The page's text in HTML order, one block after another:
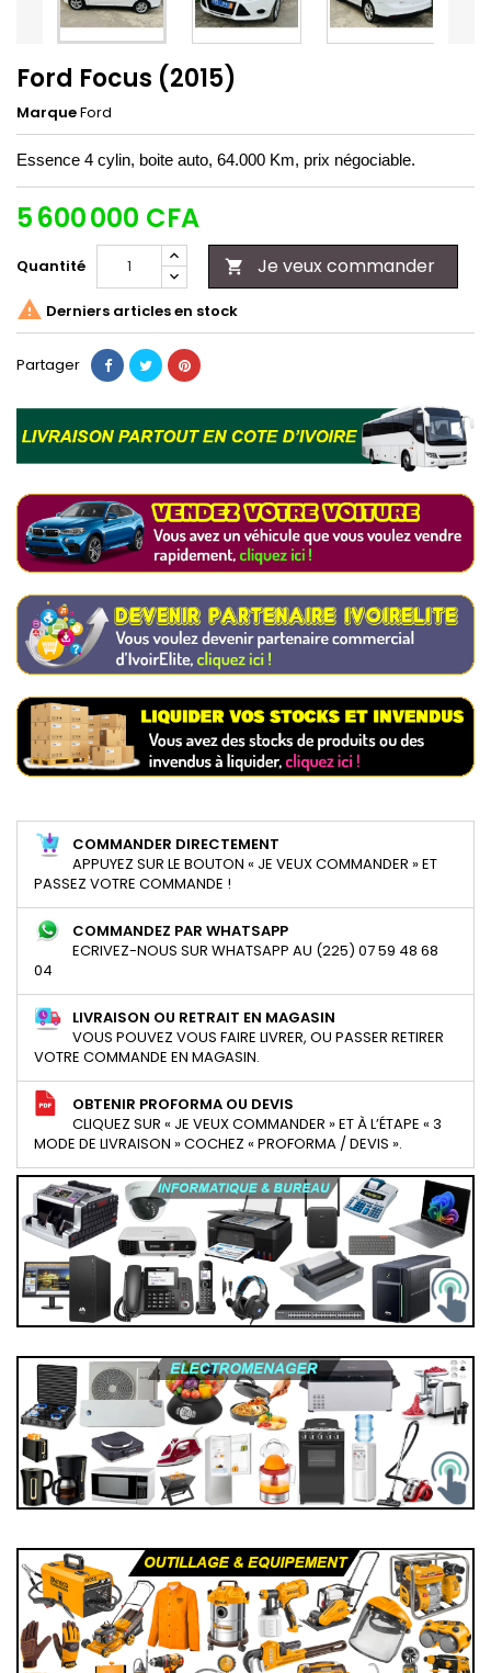
Ford Focus (2015)
MarqueFord
Essence 4 cylin, boite auto, 64.000 Km, prix négociable.
5 600 000 CFA
Quantité  Je veux commander
 Derniers articles en stock
Partager
COMMANDER DIRECTEMENT
APPUYEZ SUR LE BOUTON « JE VEUX COMMANDER » ET
PASSEZ VOTRE COMMANDE !
COMMANDEZ PAR WHATSAPP
ECRIVEZ-NOUS SUR WHATSAPP AU (225) 07 59 48 68
04
LIVRAISON OU RETRAIT EN MAGASIN
VOUS POUVEZ VOUS FAIRE LIVRER, OU PASSER RETIRER
VOTRE COMMANDE EN MAGASIN.
OBTENIR PROFORMA OU DEVIS
CLIQUEZ SUR « JE VEUX COMMANDER » ET À L’ÉTAPE « 3
MODE DE LIVRAISON » COCHEZ « PROFORMA / DEVIS ».